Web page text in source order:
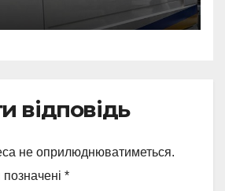
відповідь
не оприлюднюватиметься.
*